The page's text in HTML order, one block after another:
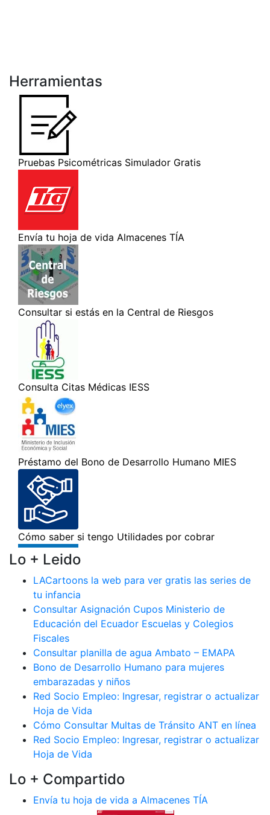
Herramientas
Lo + Leido
LACartoons la web para ver gratis las series de
tu infancia
Consultar Asignación Cupos Ministerio de
Educación del Ecuador Escuelas y Colegios
Fiscales
Consultar planilla de agua Ambato – EMAPA
Bono de Desarrollo Humano para mujeres
embarazadas y niños
Red Socio Empleo: Ingresar, registrar o actualizar
Hoja de Vida
Cómo Consultar Multas de Tránsito ANT en línea
Red Socio Empleo: Ingresar, registrar o actualizar
Hoja de Vida
Lo + Compartido
Envía tu hoja de vida a Almacenes TÍA